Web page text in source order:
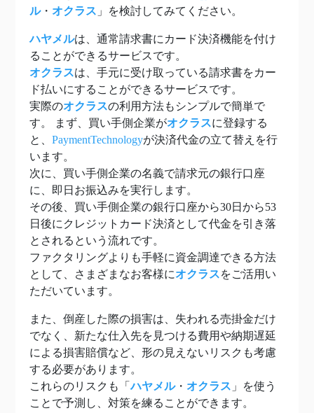
ル・ オクラス 」を検討してみてください。
ハヤメルは、通常請求書にカード決済機能を付け
ることができるサービスです。
オクラスは、手元に受け取っている請求書をカー
ド払いにすることができるサービスです。
実際のオクラスの利用方法もシンプルで簡単で
す。 まず、買い手側企業がオクラスに登録する
と、 PaymentTechnologyが決済代金の立て替えを行
います。
次に、買い手側企業の名義で請求元の銀行口座
に、即日お振込みを実行します。
その後、買い手側企業の銀行口座から30日から53
日後にクレジットカード決済として代金を引き落
とされるという流れです。
ファクタリングよりも手軽に資金調達できる方法
として、さまざまなお客様にオクラスをご活用い
ただいています。
また、倒産した際の損害は、失われる売掛金だけ
でなく、新たな仕入先を見つける費用や納期遅延
による損害賠償など、形の見えないリスクも考慮
する必要があります。
これらのリスクも「ハヤメル・ オクラス 」を使う
ことで予測し、対策を練ることができます。